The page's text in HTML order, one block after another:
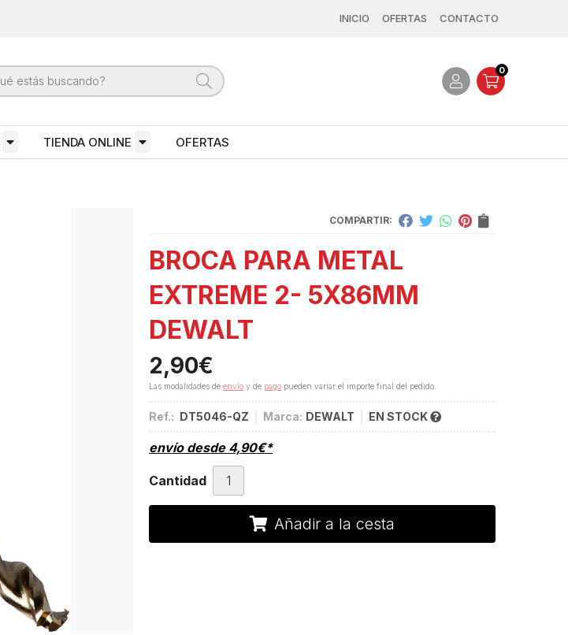
INICIO OFERTAS CONTACTO
0
TIENDA ONLINE OFERTAS
COMPARTIR:
BROCA PARA METAL
EXTREME 2- 5X86MM
DEWALT
2,90€
Las modalidades de envío y de pago pueden variar el importe final del pedido.
Ref.: DT5046-QZ Marca: DEWALT EN STOCK
envío desde 4,90€*
Cantidad
Añadir a la cesta